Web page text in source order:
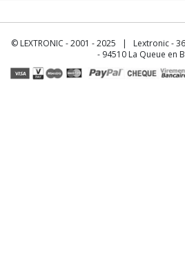
© LEXTRONIC - 2001 - 2025 | Lextronic -
- 94510 La Queue